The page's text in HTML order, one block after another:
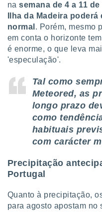
nasemana de 4 a 11
Ilha da Madeira
normal . Porém, mesmo
em conta o horizonte
é enorme, o que leva
'especulação'.
Tal como
Meteored, as
longo prazo
como
habituais
com carácter
Precipitação
Portugal
Quanto à precipitação,
para agosto apostam no